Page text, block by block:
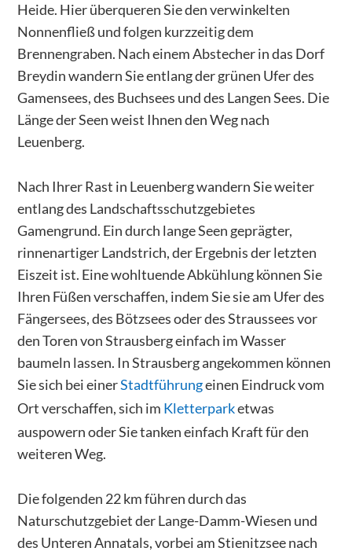
Heide. Hier überqueren Sie den verwinkelten
Nonnenfließ und folgen kurzzeitig dem
Brennengraben. Nach einem Abstecher in das Dorf
Breydin wandern Sie entlang der grünen Ufer des
Gamensees, des Buchsees und des Langen Sees. Die
Länge der Seen weist Ihnen den Weg nach
Leuenberg.
Nach Ihrer Rast in Leuenberg wandern Sie weiter
entlang des Landschaftsschutzgebietes
Gamengrund. Ein durch lange Seen geprägter,
rinnenartiger Landstrich, der Ergebnis der letzten
Eiszeit ist. Eine wohltuende Abkühlung können Sie
Ihren Füßen verschaffen, indem Sie sie am Ufer des
Fängersees, des Bötzsees oder des Straussees vor
den Toren von Strausberg einfach im Wasser
baumeln lassen. In Strausberg angekommen können
Sie sich bei einerStadtführungeinen Eindruck vom
Ort verschaffen, sich im Kletterparketwas
auspowern oder Sie tanken einfach Kraft für den
weiteren Weg.
Die folgenden 22 km führen durch das
Naturschutzgebiet der Lange-Damm-Wiesen und
des Unteren Annatals, vorbei am Stienitzsee nach